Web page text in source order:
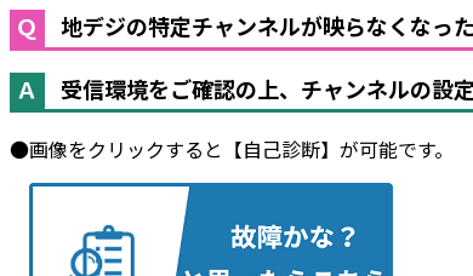
地デジの特定チャンネルが映らなくなっ
受信環境をご確認の上、チャンネルの設
●画像をクリックすると【自己診断】が可能です。